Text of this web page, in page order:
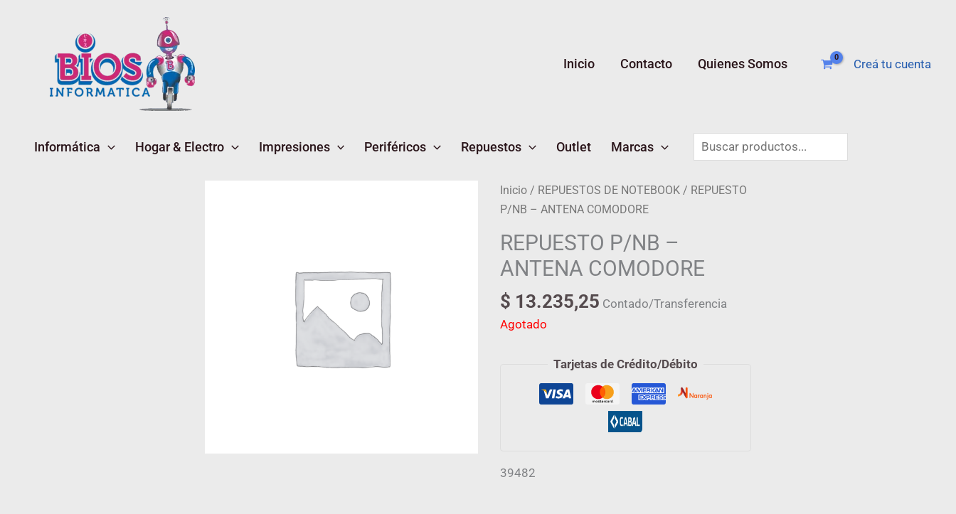
Inicio Contacto Quienes Somos Creá tu cuenta
Informática Hogar & Electro Impresiones Periféricos Repuestos Outlet Marcas
Buscar
Inicio/ REPUESTOS DE NOTEBOOK/ REPUESTO
P/NB – ANTENA COMODORE
REPUESTO P/NB –
ANTENA COMODORE
$ 13.235,25 Contado/Transferencia
Agotado
Tarjetas de Crédito/Débito
39482